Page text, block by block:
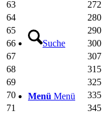
Suche
Menü Menü
63
272
64
280
65
290
66
300
67
307
68
315
69
325
70
335
71
345